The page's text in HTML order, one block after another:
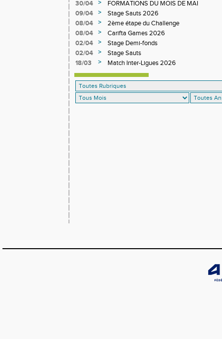
30/04
>
FORMATIONS DU MOIS DE MAI
09/04
>
Stage Sauts 2026
08/04
>
2ème étape du Challenge
08/04
>
Carifta Games 2026
02/04
>
Stage Demi-fonds
02/04
>
Stage Sauts
18/03
> Match Inter-Ligues 2026